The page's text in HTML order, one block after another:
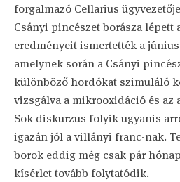
forgalmazó Cellarius
Csányi pincészet borásza lépett
eredményeit ismertették a
amelynek során a Csányi
különböző hordókat szimuláló
vizsgálva a mikrooxidáció és az
Sok diskurzus folyik ugyanis
igazán jól a villányi franc-nak.
borok eddig még csak pár
kísérlet tovább folytatódik.